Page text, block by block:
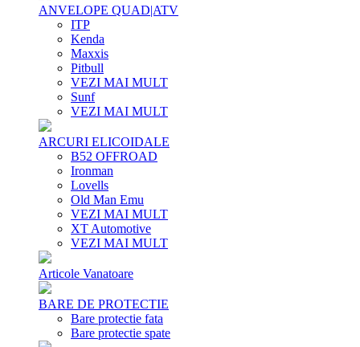
ANVELOPE QUAD|ATV
ITP
Kenda
Maxxis
Pitbull
VEZI MAI MULT
Sunf
VEZI MAI MULT
ARCURI ELICOIDALE
B52 OFFROAD
Ironman
Lovells
Old Man Emu
VEZI MAI MULT
XT Automotive
VEZI MAI MULT
Articole Vanatoare
BARE DE PROTECTIE
Bare protectie fata
Bare protectie spate